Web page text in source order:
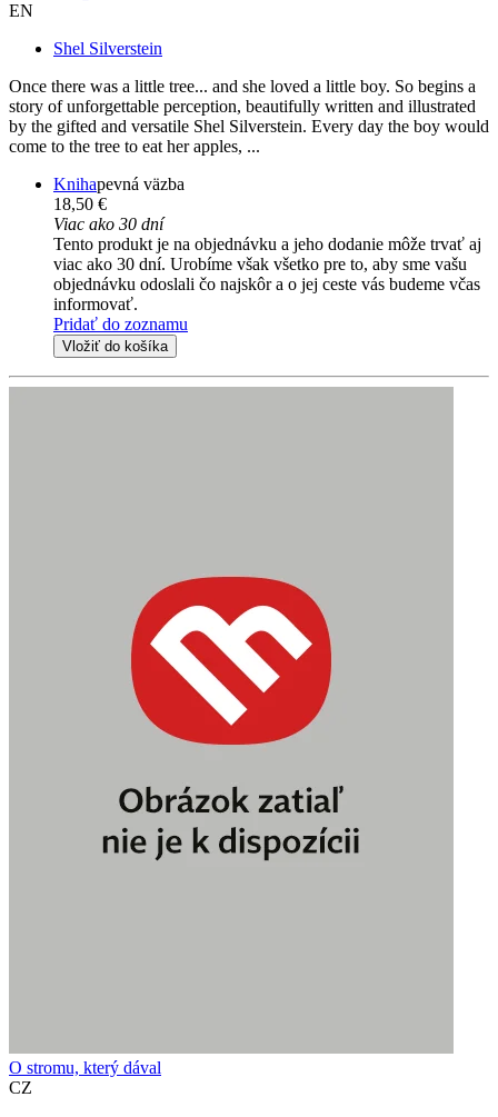
EN
Shel Silverstein
Once there was a little tree... and she loved a little boy. So begins a
story of unforgettable perception, beautifully written and illustrated
by the gifted and versatile Shel Silverstein. Every day the boy would
come to the tree to eat her apples, ...
Knihapevná väzba
18,50 €
Viac ako 30 dní
Tento produkt je na objednávku a jeho dodanie môže trvať aj
viac ako 30 dní. Urobíme však všetko pre to, aby sme vašu
objednávku odoslali čo najskôr a o jej ceste vás budeme včas
informovať.
Pridať do zoznamu
Vložiť do košíka
O stromu, který dával
CZ